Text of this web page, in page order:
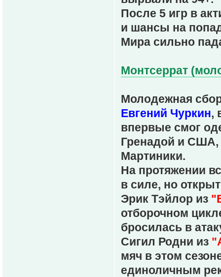
После 5 игр в
и шансы на
Мира сильно
Монтсеррат
Молодежная
Евгений Чуркин,
впервые смог
Гренадой и США,
Мартиники.
На протяжении
в силе, но
Эрик Тэйлор из
отборочном
бросилась в
Сигил Родни из
мяч в этом
единоличным